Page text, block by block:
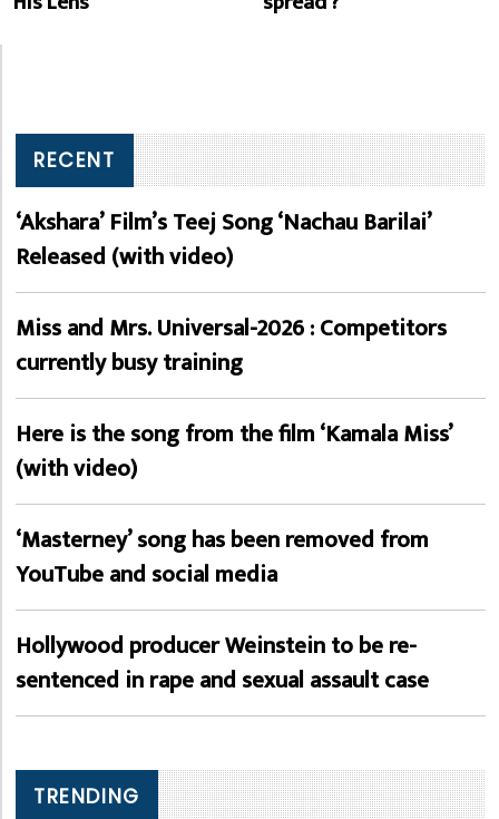
RECENT
‘Akshara’ Film’s Teej Song ‘Nachau Barilai’
Released (with video)
Miss and Mrs. Universal-2026 : Competitors
currently busy training
Here is the song from the film ‘Kamala Miss’
(with video)
‘Masterney’ song has been removed from
YouTube and social media
Hollywood producer Weinstein to be re-
sentenced in rape and sexual assault case
TRENDING